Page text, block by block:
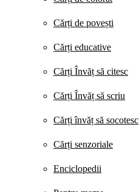
Cărți de povești
Cărți educative
Cărți Învăț să citesc
Cărți Învăț să scriu
Cărți învăț să socotesc
Cărți senzoriale
Enciclopedii